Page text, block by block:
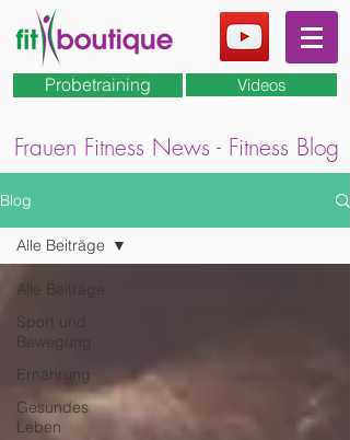
Probetraining Videos
Frauen Fitness News - Fitness Blog
Blog
Alle Beiträge
Sport und
Bewegung
Ernährung
Gesundes
Leben
Alle Beiträge